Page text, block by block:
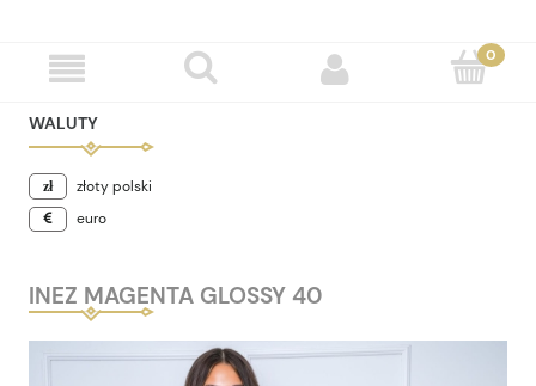
WALUTY
złoty polski
euro
INEZ MAGENTA GLOSSY 40